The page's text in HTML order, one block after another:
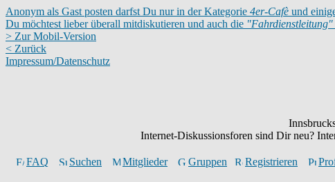
Anonym als Gast posten darfst Du nur in der Kategorie 4er-Cafè und
Du möchtest lieber überall mitdiskutieren und auch die "Fahrdienstleitung"
> Zur Mobil-Version
< Zurück
Impressum/Datenschutz
Internet-Diskussionsforen sind Dir neu?
FAQ Suchen Mitglieder Gruppen Registrieren